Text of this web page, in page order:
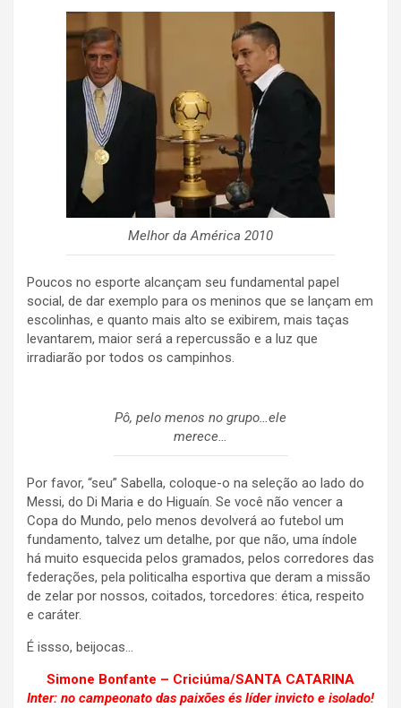
Melhor da América 2010
Poucos no esporte alcançam seu fundamental papel
social, de dar exemplo para os meninos que se lançam em
escolinhas, e quanto mais alto se exibirem, mais taças
levantarem, maior será a repercussão e a luz que
irradiarão por todos os campinhos.
Pô, pelo menos no grupo…ele
merece…
Por favor, “seu” Sabella, coloque-o na seleção ao lado do
Messi, do Di Maria e do Higuaín. Se você não vencer a
Copa do Mundo, pelo menos devolverá ao futebol um
fundamento, talvez um detalhe, por que não, uma índole
há muito esquecida pelos gramados, pelos corredores das
federações, pela politicalha esportiva que deram a missão
de zelar por nossos, coitados, torcedores: ética, respeito
e caráter.
É issso, beijocas…
Simone Bonfante – Criciúma/SANTA CATARINA
Inter: no campeonato das paixões és líder invicto e isolado!